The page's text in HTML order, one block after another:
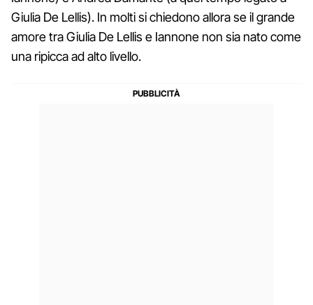
Giulia De Lellis). In molti si chiedono allora se il grande
amore tra Giulia De Lellis e Iannone non sia nato come
una ripicca ad alto livello.